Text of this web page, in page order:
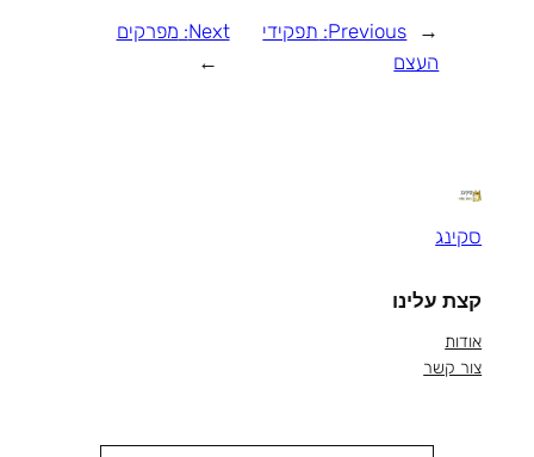
←
Previous: תפקידי
העצם
Next: מפרקים
→
סקינג
קצת עלינו
אודות
צור קשר